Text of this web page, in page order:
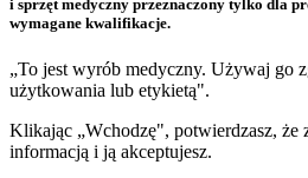
i sprzęt medyczny przeznaczony tylko dla
wymagane kwalifikacje.
„To jest wyrób medyczny. Używaj go
użytkowania lub etykietą".
Klikając „Wchodzę", potwierdzasz, że
informacją i ją akceptujesz.